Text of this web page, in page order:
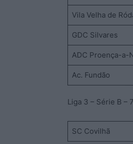
Vila Velha de
GDC Silvares
ADC Proença-a-
Ac. Fundão
Liga 3 – Série B –
SC Covilhã